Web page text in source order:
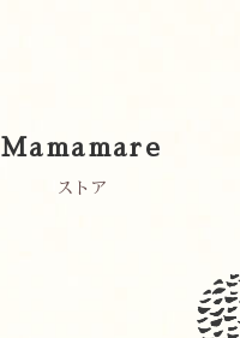
Mamamare
ストア